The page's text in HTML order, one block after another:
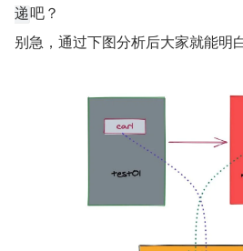
递吧？
别急，通过下图分析后大家就能明